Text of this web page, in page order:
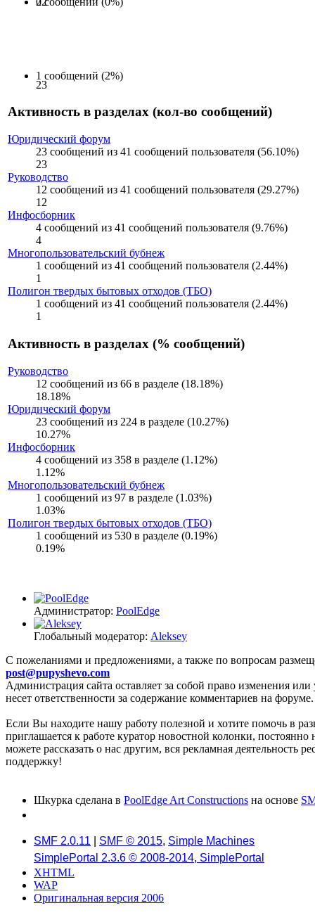
1 сообщений (2%)
23
Активность в разделах (кол-во сообщений)
Юридический форум
23 сообщений из 41 сообщений пользователя (56.10%)
23
Руководство
12 сообщений из 41 сообщений пользователя (29.27%)
12
Инфосборник
4 сообщений из 41 сообщений пользователя (9.76%)
4
Многопользовательский бубнеж
1 сообщений из 41 сообщений пользователя (2.44%)
1
Полигон твердых бытовых отходов (ТБО)
1 сообщений из 41 сообщений пользователя (2.44%)
1
Активность в разделах (% сообщений)
Руководство
12 сообщений из 66 в разделе (18.18%)
18.18%
Юридический форум
23 сообщений из 224 в разделе (10.27%)
10.27%
Инфосборник
4 сообщений из 358 в разделе (1.12%)
1.12%
Многопользовательский бубнеж
1 сообщений из 97 в разделе (1.03%)
1.03%
Полигон твердых бытовых отходов (ТБО)
1 сообщений из 530 в разделе (0.19%)
0.19%
Администратор: PoolEdge
Глобальный модератор: Aleksey
C пожеланиями и предложениями, а также по вопросам
post@pupyshevo.com
Администрация сайта оставляет за собой право изменения
несет ответственности за содержание комментариев на форуме.
Если Вы находите нашу работу полезной и хотите помочь в
приглашается к работе куратор новостной колонки,
можете рассказать о нас другим, вся рекламная деятельность
поддержку!
Шкурка сделана в PoolEdge Art Constructions на основе
SMF 2.0.11 SMF © 2015, Simple Machines
SimplePortal 2.3.6 © 2008-2014, SimplePortal
XHTML
WAP
Оригинальная версия 2006